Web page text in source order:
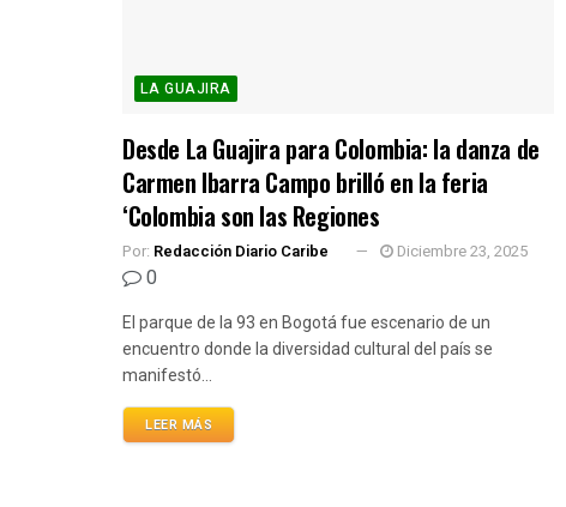
LA GUAJIRA
Desde La Guajira para Colombia: la danza de
Carmen Ibarra Campo brilló en la feria
‘Colombia son las Regiones
Por: Redacción Diario Caribe Diciembre 23, 2025
0
El parque de la 93 en Bogotá fue escenario de un
encuentro donde la diversidad cultural del país se
manifestó...
LEER MÁS